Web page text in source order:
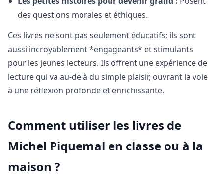
des questions morales et éthiques.
Ces livres ne sont pas seulement éducatifs; ils sont
aussi incroyablement *engageants* et stimulants
pour les jeunes lecteurs. Ils offrent une expérience de
lecture qui va au-delà du simple plaisir, ouvrant la voie
à une réflexion profonde et enrichissante.
Comment utiliser les livres de
Michel Piquemal en classe ou à la
maison ?